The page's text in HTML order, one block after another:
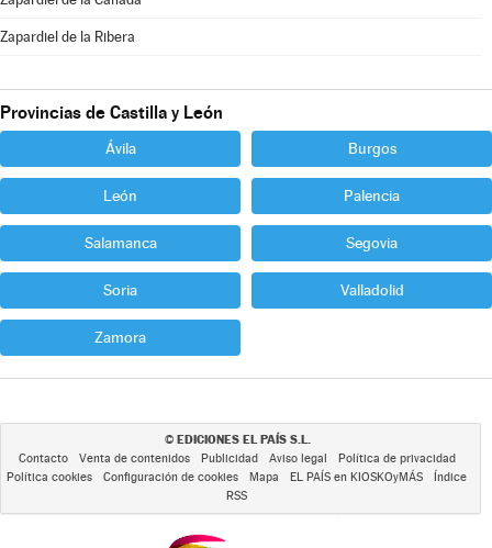
Zapardiel de la Ribera
Provincias de Castilla y León
Ávila Burgos
León Palencia
Salamanca Segovia
Soria Valladolid
Zamora
© EDICIONES EL PAÍS S.L.
Contacto Venta de contenidos Publicidad Aviso legal
Política de privacidad
Política cookies
Configuración de cookies Mapa EL PAÍS en KIOSKOyMÁS
Índice
RSS